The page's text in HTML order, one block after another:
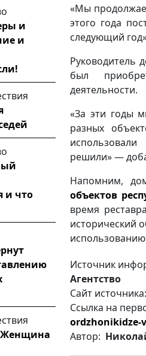
и
и
и что
«Мы
этого года
следующий
Руководитель
был
деятельности.
«За эти годы
разных
решили» —
Напомним,
объектов
время
исторический
Источник
Агентство
Сайт источника:
Ссылка на
Автор: